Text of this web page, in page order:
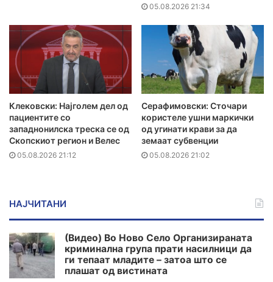
05.08.2026 21:34
Клековски: Најголем дел од
пациентите сo
западнонилска треска се од
Скопскиот регион и Велес
05.08.2026 21:12
Серафимовски: Сточари
користеле ушни маркички
од угинати крави за да
земаат субвенции
05.08.2026 21:02
НАЈЧИТАНИ
(Видео) Во Ново Село Организираната
криминална група прати насилници да
ги тепаат младите – затоа што се
плашат од вистината